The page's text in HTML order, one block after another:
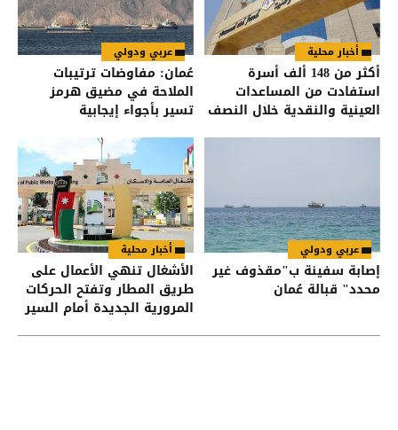
أخبار محلية
أكثر من 148 ألف أسرة
استفادت من المساعدات
العينية والنقدية خلال النصف
عربي ودولي
عُمان: مفاوضات ترتيبات
الملاحة في مضيق هرمز
تسير بأجواء إيجابية
عربي ودولي
إصابة سفينة ب"مقذوف غير
محدد" قبالة عُمان
أخبار محلية
الأشغال تنهي الأعمال على
طريق المطار وتفتح الحركات
المرورية الجديدة أمام السير